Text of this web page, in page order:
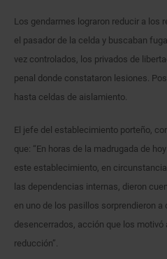
Los gendarmes lograron reducir a los
el pasador de la celda y buscaban
vez controlados, los privados de
penal donde constataron lesiones.
hasta celdas de aislamiento.
El jefe del establecimiento porteño,
que: “En horas de la madrugada de
este establecimiento, en
las dependencias internas, dieron
en uno de los pasillos sorprendieron
desencerrados, acción que los
reducción”.